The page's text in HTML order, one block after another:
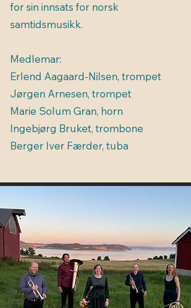
for sin innsats for norsk
samtidsmusikk.
Medlemar:
Erlend Aagaard-Nilsen, trompet
Jørgen Arnesen, trompet
Marie Solum Gran, horn
Ingebjørg Bruket, trombone
Berger Iver Færder, tuba